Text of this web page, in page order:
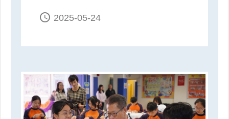
access_time 2025-05-24